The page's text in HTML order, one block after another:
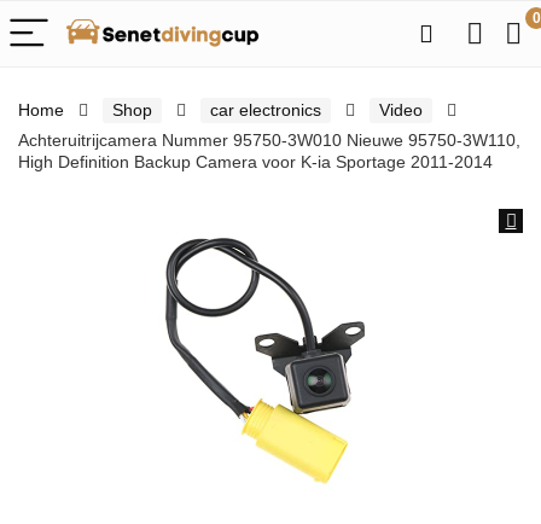
0
Home Shop car electronics
Video
Achteruitrijcamera Nummer 95750-3W010 Nieuwe 95750-3W110,
High Definition Backup Camera voor K-ia Sportage 2011-2014